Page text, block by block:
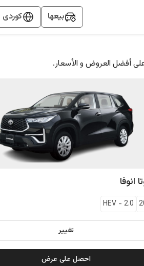
بيعها کوردی
أفضل العروض و الأسعار.
انوفا
HEV- 2.0
تغيير
احصل على عرض